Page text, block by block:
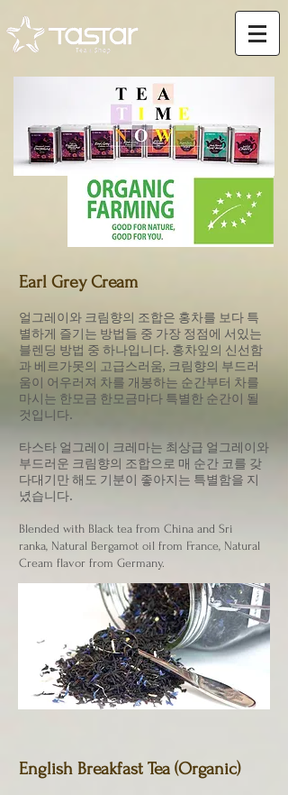
Earl Grey Cream
얼그레이와 크림향의 조합은 홍차를 보다 특
별하게 즐기는 방법들 중 가장 정점에 서있는
블렌딩 방법 중 하나입니다. 홍차잎의 신선함
과 베르가못의 고급스러움, 크림향의 부드러
움이 어우러져 차를 개봉하는 순간부터 차를
마시는 한모금 한모금마다 특별한 순간이 될
것입니다.
타스타 얼그레이 크레마는 최상급 얼그레이와
부드러운 크림향의 조합으로 매 순간 코를 갖
다대기만 해도 기분이 좋아지는 특별함을 지
녔습니다.
Blended with Black tea from China and Sri
ranka, Natural Bergamot oil from France, Natural
Cream flavor from Germany.
English Breakfast Tea (Organic)